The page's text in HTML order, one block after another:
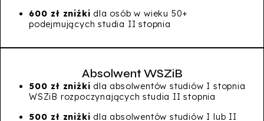
600 zł zniżki dla osób w wieku 50+
podejmujących studia II stopnia
Absolwent WSZiB
500 zł zniżki dla absolwentów studiów I stopnia
WSZiB rozpoczynających studia II stopnia
500 zł zniżki dla absolwentów studiów I lub II